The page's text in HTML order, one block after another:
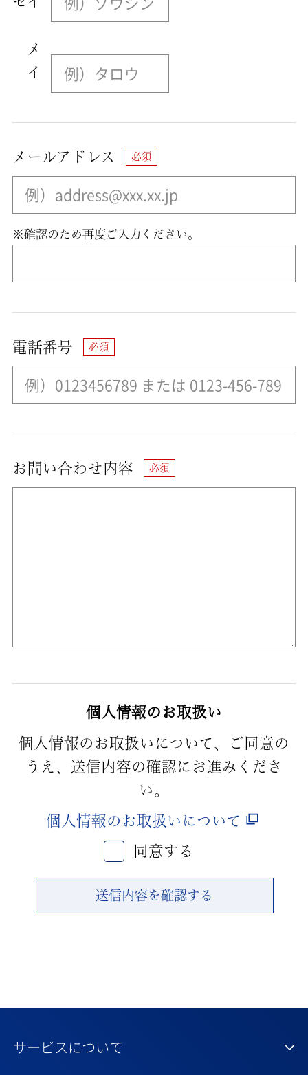
メ
イ
メールアドレス
※確認のため再度ご入力ください。
電話番号
お問い合わせ内容
個人情報のお取扱い
個人情報のお取扱いについて、ご同意の
うえ、送信内容の確認にお進みくださ
い。
個人情報のお取扱いについて
同意する
送信内容を確認する
サービスについて